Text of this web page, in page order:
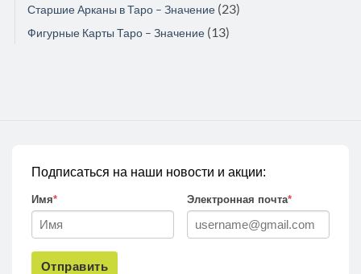
Старшие Арканы в Таро – Значение (23)
Фигурные Карты Таро – Значение (13)
Подписаться на наши новости и акции:
Имя* Электронная почта*
Отправить